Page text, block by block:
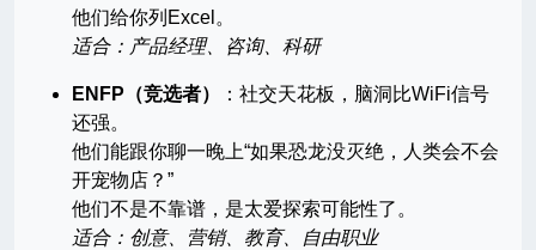
他们给你列Excel。
适合：产品经理、咨询、科研
ENFP（竞选者）
：社交天花板，脑洞比WiFi信号
还强。
他们能跟你聊一晚上“如果恐龙没灭绝，人类会不会
开宠物店？”
他们不是不靠谱，是太爱探索可能性了。
适合：创意、营销、教育、自由职业